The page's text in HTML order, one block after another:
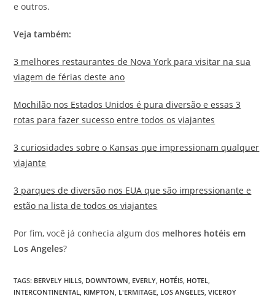
e outros.
Veja também:
3 melhores restaurantes de Nova York para visitar na sua
viagem de férias deste ano
Mochilão nos Estados Unidos é pura diversão e essas 3
rotas para fazer sucesso entre todos os viajantes
3 curiosidades sobre o Kansas que impressionam qualquer
viajante
3 parques de diversão nos EUA que são impressionante e
estão na lista de todos os viajantes
Por fim, você já conhecia algum dos melhores hotéis em
Los Angeles?
TAGS: BERVELY HILLS, DOWNTOWN, EVERLY, HOTÉIS, HOTEL,
INTERCONTINENTAL, KIMPTON, L'ERMITAGE, LOS ANGELES, VICEROY